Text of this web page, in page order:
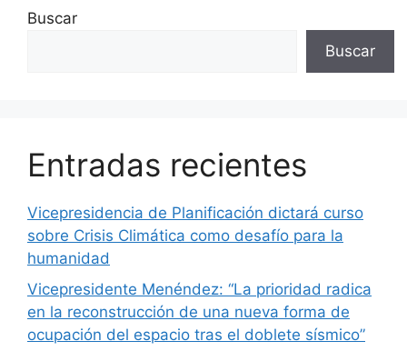
Buscar
Buscar
Entradas recientes
Vicepresidencia de Planificación dictará curso
sobre Crisis Climática como desafío para la
humanidad
Vicepresidente Menéndez: “La prioridad radica
en la reconstrucción de una nueva forma de
ocupación del espacio tras el doblete sísmico”